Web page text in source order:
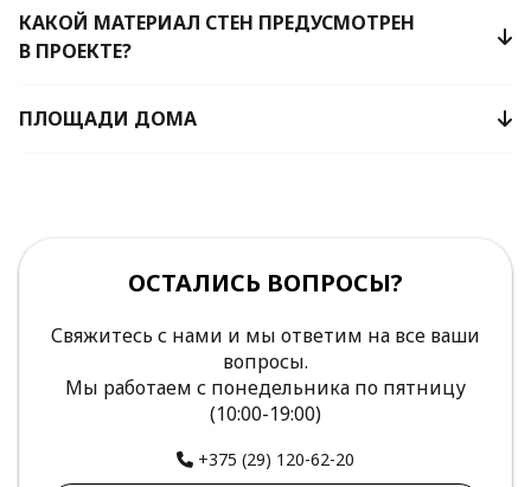
КАКОЙ МАТЕРИАЛ СТЕН ПРЕДУСМОТРЕН
В ПРОЕКТЕ?
ПЛОЩАДИ ДОМА
ОСТАЛИСЬ ВОПРОСЫ?
Свяжитесь с нами и мы ответим на все ваши
вопросы.
Мы работаем с понедельника по пятницу
(10:00-19:00)
+375 (29) 120-62-20